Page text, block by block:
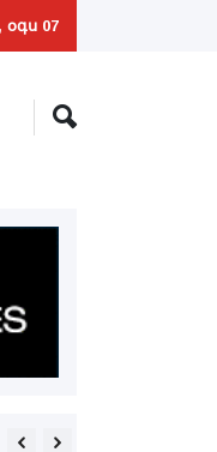
օգս 07
մէջ իր